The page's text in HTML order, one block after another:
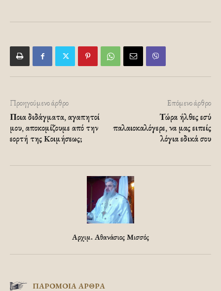
Προηγούμενο άρθρο
Ποια διδάγματα, αγαπητοί
μου, αποκομίζουμε από την
εορτή της Kοιμήσεως;
Επόμενο άρθρο
Τώρα ήλθες εσύ
παλαιοκαλόγερε, να μας ειπείς
λόγια εδικά σου
Αρχιμ. Αθανάσιος Μισσός
ΠΑΡΟΜΟΙΑ ΑΡΘΡΑ